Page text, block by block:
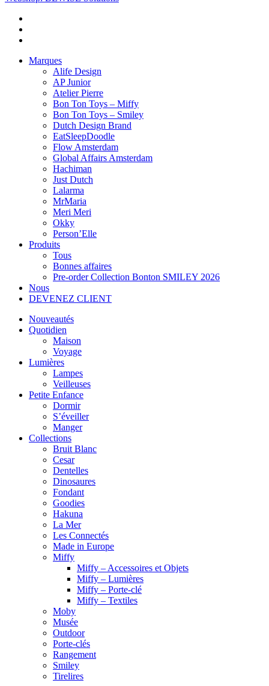
Marques
Alife Design
AP Junior
Atelier Pierre
Bon Ton Toys – Miffy
Bon Ton Toys – Smiley
Dutch Design Brand
EatSleepDoodle
Flow Amsterdam
Global Affairs Amsterdam
Hachiman
Just Dutch
Lalarma
MrMaria
Meri Meri
Okky
Person’Elle
Produits
Tous
Bonnes affaires
Pre-order Collection Bonton SMILEY 2026
Nous
DEVENEZ CLIENT
Nouveautés
Quotidien
Maison
Voyage
Lumières
Lampes
Veilleuses
Petite Enfance
Dormir
S’éveiller
Manger
Collections
Bruit Blanc
Cesar
Dentelles
Dinosaures
Fondant
Goodies
Hakuna
La Mer
Les Connectés
Made in Europe
Miffy
Miffy – Accessoires et Objets
Miffy – Lumières
Miffy – Porte-clé
Miffy – Textiles
Moby
Musée
Outdoor
Porte-clés
Rangement
Smiley
Tirelires